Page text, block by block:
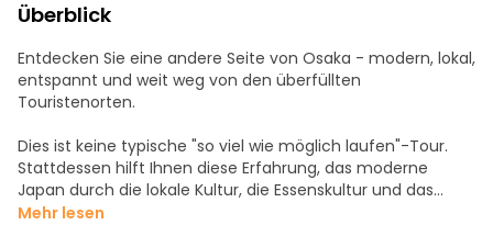
Überblick
Entdecken Sie eine andere Seite von Osaka - modern, lokal,
entspannt und weit weg von den überfüllten
Touristenorten.
Dies ist keine typische "so viel wie möglich laufen"-Tour.
Stattdessen hilft Ihnen diese Erfahrung, das moderne
Japan durch die lokale Kultur, die Essenskultur und das
Alltagsleben in Osaka Umeda zu verstehen.
Mehr lesen